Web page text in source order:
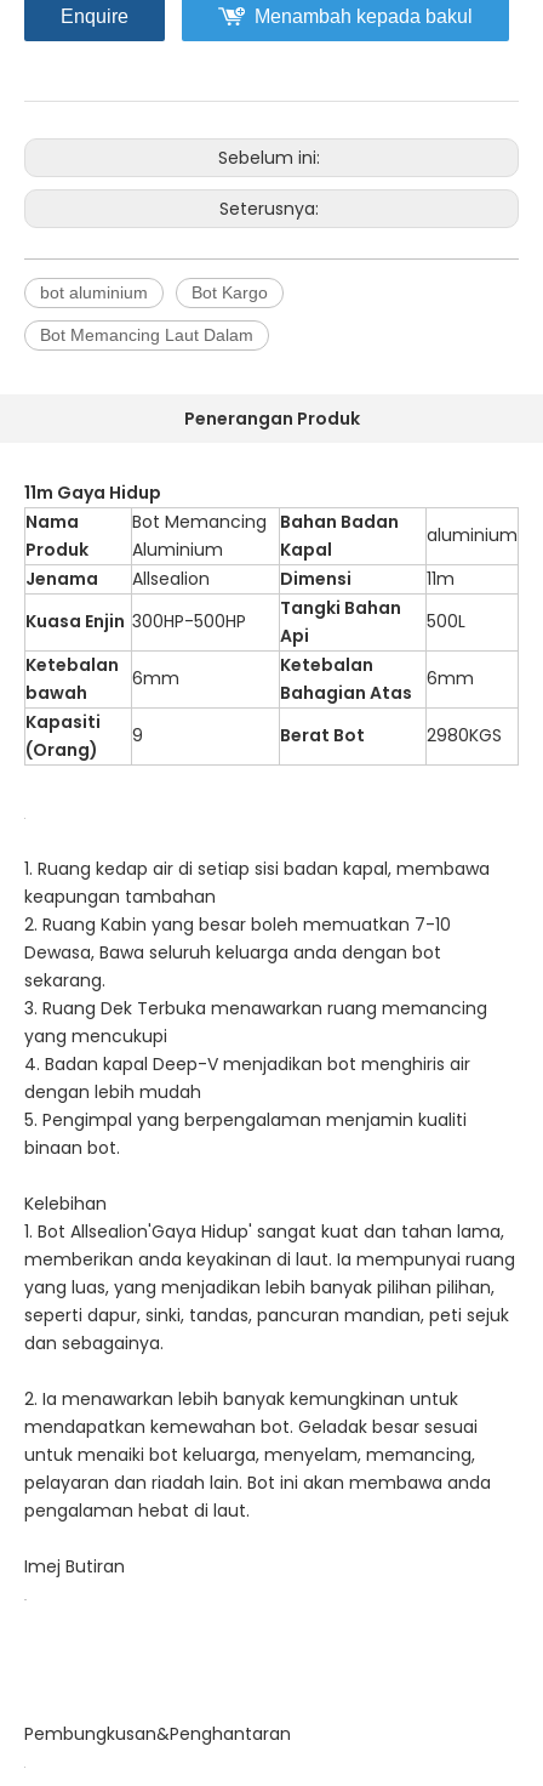
Enquire Menambah kepada bakul
Sebelum ini:
Seterusnya:
bot aluminium Bot Kargo
Bot Memancing Laut Dalam
Penerangan Produk
11m Gaya Hidup
Nama
Produk
Bot Memancing
Aluminium
Bahan Badan
Kapal
aluminium
Jenama
Allsealion Dimensi
11m
Kuasa Enjin 300HP-500HP
Tangki Bahan
Api
500L
Ketebalan
bawah
6mm
Ketebalan
Bahagian Atas
6mm
Kapasiti
(Orang)
9 Berat Bot 2980KGS
1. Ruang kedap air di setiap sisi badan kapal, membawa
keapungan tambahan
2. Ruang Kabin yang besar boleh memuatkan 7-10
Dewasa, Bawa seluruh keluarga anda dengan bot
sekarang.
3. Ruang Dek Terbuka menawarkan ruang memancing
yang mencukupi
4. Badan kapal Deep-V menjadikan bot menghiris air
dengan lebih mudah
5. Pengimpal yang berpengalaman menjamin kualiti
binaan bot.
Kelebihan
1. Bot Allsealion'Gaya Hidup' sangat kuat dan tahan lama,
memberikan anda keyakinan di laut. Ia mempunyai ruang
yang luas, yang menjadikan lebih banyak pilihan pilihan,
seperti dapur, sinki, tandas, pancuran mandian, peti sejuk
dan sebagainya.
2. Ia menawarkan lebih banyak kemungkinan untuk
mendapatkan kemewahan bot. Geladak besar sesuai
untuk menaiki bot keluarga, menyelam, memancing,
pelayaran dan riadah lain. Bot ini akan membawa anda
pengalaman hebat di laut.
Imej Butiran
Pembungkusan&Penghantaran